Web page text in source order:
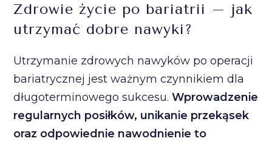
Zdrowie życie po bariatrii – jak
utrzymać dobre nawyki?
Utrzymanie zdrowych nawyków po operacji
bariatrycznej jest ważnym czynnikiem dla
długoterminowego sukcesu.Wprowadzenie
regularnych posiłków, unikanie przekąsek
oraz odpowiednie nawodnienie to